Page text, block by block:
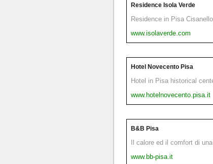
Residence Isola Verde
Residence in Pisa
www.isolaverde.com
Hotel Novecento Pisa
Hotel in Pisa historical
www.hotelnovecento.pisa.it
B&B Pisa
Il calore ed il comfort di
www.bb-pisa.it